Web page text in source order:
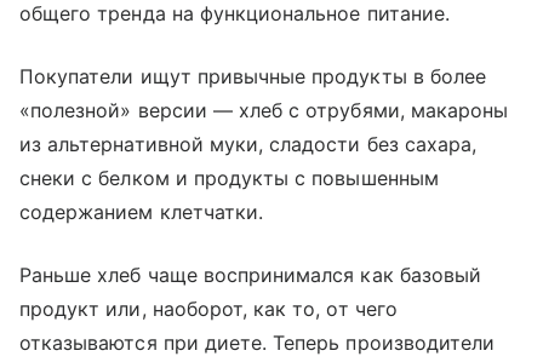
общего тренда на функциональное питание.
Покупатели ищут привычные продукты в более
«полезной» версии — хлеб с отрубями, макароны
из альтернативной муки, сладости без сахара,
снеки с белком и продукты с повышенным
содержанием клетчатки.
Раньше хлеб чаще воспринимался как базовый
продукт или, наоборот, как то, от чего
отказываются при диете. Теперь производители